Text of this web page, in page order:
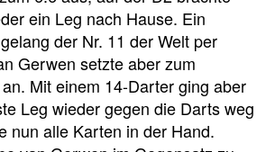
ein Leg nach Hause. Ein
der Nr. 11 der Welt per
Gerwen setzte aber zum
Mit einem 14-Darter ging aber
Leg wieder gegen die Darts weg
nun alle Karten in der Hand.